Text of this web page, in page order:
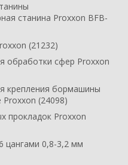
станина Proxxon BFB-
(21232)
обработки сфер Proxxon
крепления бормашины
(24098)
прокладок Proxxon
цангами 0,8-3,2 мм